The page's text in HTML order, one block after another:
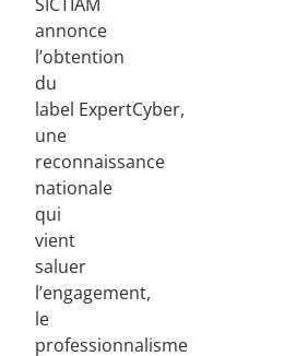
annonce
l’obtention
du
label ExpertCyber,
une
reconnaissance
nationale
qui
vient
saluer
l’engagement,
le
professionnalisme